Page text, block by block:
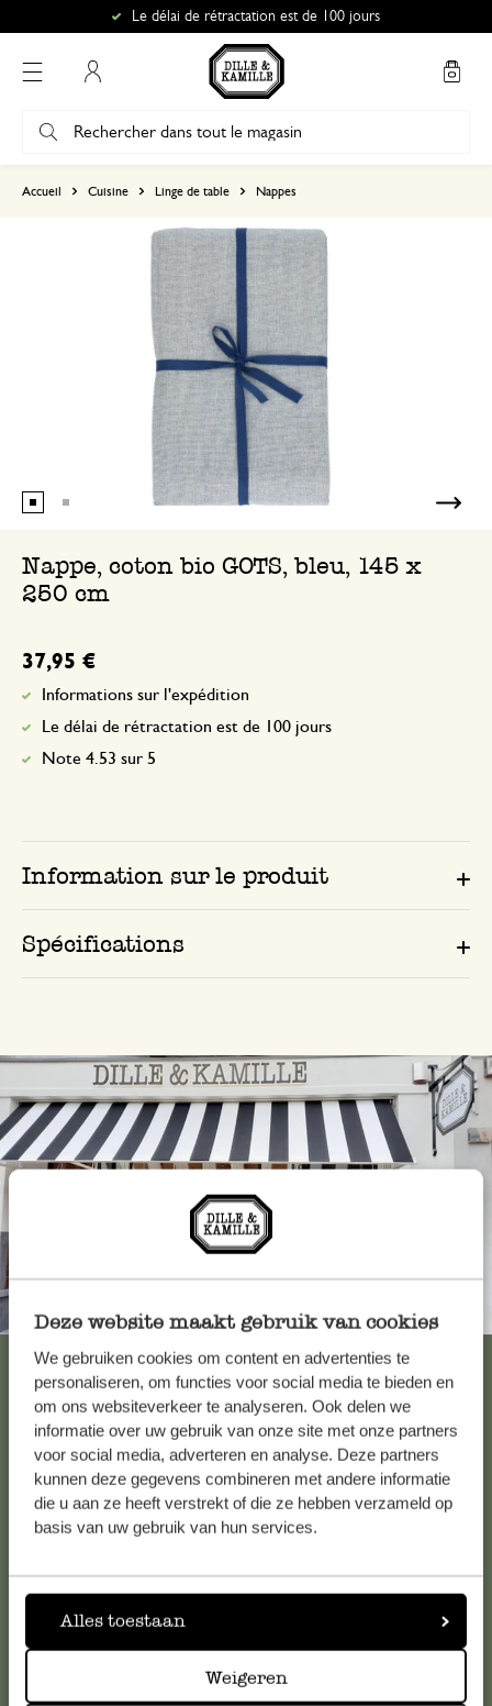
Deze website maakt gebruik van cookies
We gebruiken cookies om content en advertenties te
personaliseren, om functies voor social media te bieden en
om ons websiteverkeer te analyseren. Ook delen we
informatie over uw gebruik van onze site met onze partners
voor social media, adverteren en analyse. Deze partners
kunnen deze gegevens combineren met andere informatie
die u aan ze heeft verstrekt of die ze hebben verzameld op
basis van uw gebruik van hun services.
Alles toestaan
Weigeren
Le délai de rétractation est de 100 jours
Accueil Cuisine Linge de table Nappes
Nappe, coton bio GOTS, bleu, 145 x
250 cm
37,95 €
Informations sur l'expédition
Le délai de rétractation est de 100 jours
Note 4.53 sur 5
Information sur le produit
Spécifications
Toujours à proximité
Voir les 62 magasins
Service clientèle
Pour toute question ou demande de conseil ou d’aide,
veuillez contacter notre service clientèle. Ou retrouvez ici
serviceclientele@dille-kamille.com
Service client en ligne